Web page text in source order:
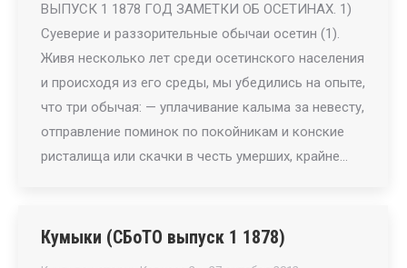
ВЫПУСК 1 1878 ГОД ЗАМЕТКИ ОБ ОСЕТИНАХ. 1)
Суеверие и раззорительные обычаи осетин (1).
Живя несколько лет среди осетинского населения
и происходя из его среды, мы убедились на опыте,
что три обычая: — уплачивание калыма за невесту,
отправление поминок по покойникам и конские
ристалища или скачки в честь умерших, крайне…
Кумыки (СБоТО выпуск 1 1878)